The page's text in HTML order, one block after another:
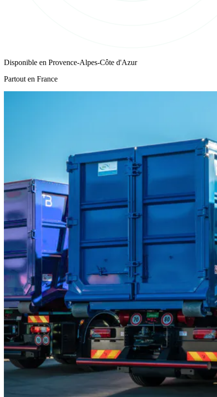
Disponible en Provence-Alpes-Côte d'Azur
Partout en France